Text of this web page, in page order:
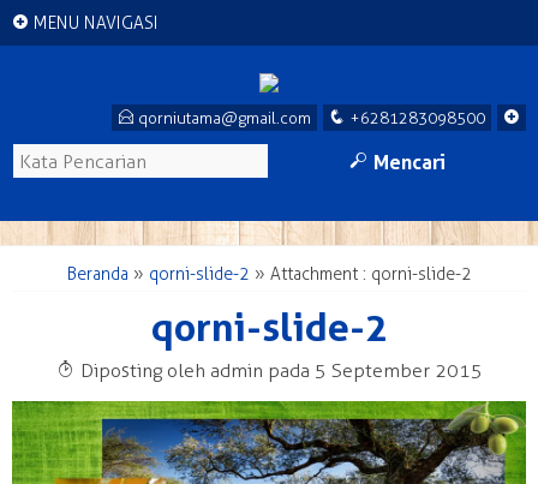
+ MENU NAVIGASI
+
q +6281283098500
E qorniutama@gmail.com
M Mencari
Beranda » qorni-slide-2 » Attachment : qorni-slide-2
qorni-slide-2
T Diposting oleh admin pada 5 September 2015